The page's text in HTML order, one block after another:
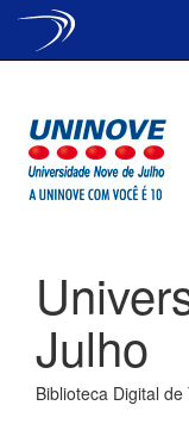
Julho
Biblioteca Digital